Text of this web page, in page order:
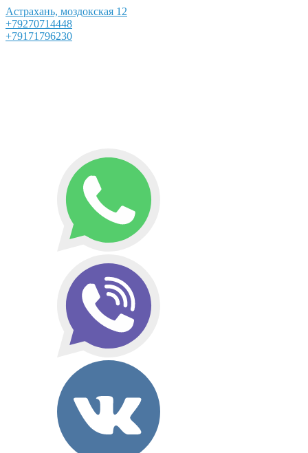
Астрахань, моздокская 12
+79270714448
+79171796230